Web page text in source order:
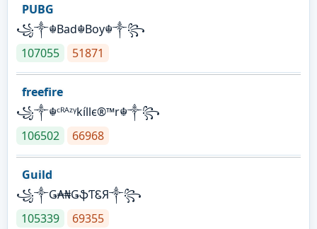
PUBG
꧁༒☬Bad☬Boy☬༒꧂
107055
51871
freefire
꧁༒☬ᶜᴿᴬᶻᵞkíllє®™r☬༒꧂
106502
66968
Guild
꧁༒Ǥ₳₦ǤֆƬᏋЯ༒꧂
105339
69355